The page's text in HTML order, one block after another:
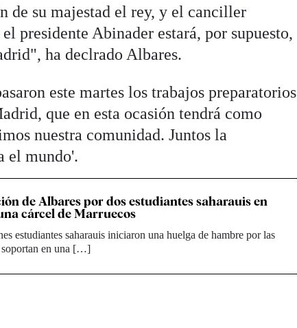
de su majestad el rey, y el canciller
presidente Abinader estará, por supuesto,
ha declrado Albares.
este martes los trabajos preparatorios
que en esta ocasión tendrá como
nuestra comunidad. Juntos la
el mundo'.
de Albares por dos estudiantes saharauis en
cárcel de Marruecos
estudiantes saharauis iniciaron una huelga de hambre por las
soportan en una […]